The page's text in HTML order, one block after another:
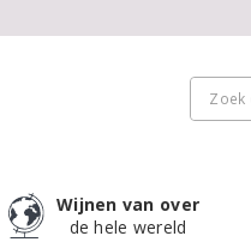
Wijnen van over
de hele wereld